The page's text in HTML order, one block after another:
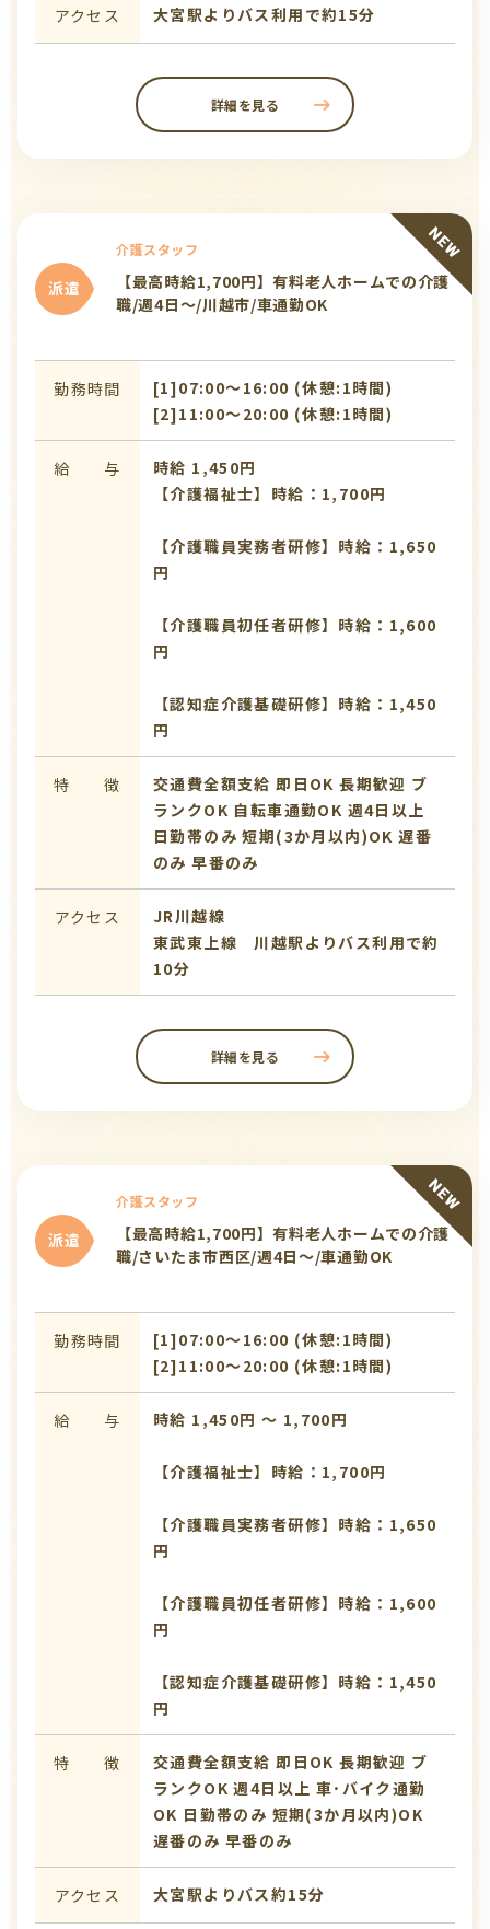
アクセス 大宮駅よりバス利用で約15分
詳細を見る
派遣
介護スタッフ
【最高時給1,700円】有料老人ホームでの介護
職/週4日～/川越市/車通勤OK
勤務時間
[1]07:00〜16:00 (休憩:1時間)
[2]11:00〜20:00 (休憩:1時間)
給 与
時給 1,450円
【介護福祉士】時給：1,700円
【介護職員実務者研修】時給：1,650
円
【介護職員初任者研修】時給：1,600
円
【認知症介護基礎研修】時給：1,450
円
特 徴 交通費全額支給 即日OK 長期歓迎 ブ
ランクOK 自転車通勤OK 週4日以上
日勤帯のみ 短期(3か月以内)OK 遅番
のみ 早番のみ
アクセス
JR川越線
東武東上線 川越駅よりバス利用で約
10分
詳細を見る
派遣
介護スタッフ
【最高時給1,700円】有料老人ホームでの介護
職/さいたま市西区/週4日～/車通勤OK
勤務時間
[1]07:00〜16:00 (休憩:1時間)
[2]11:00〜20:00 (休憩:1時間)
給 与 時給 1,450円 〜 1,700円
【介護福祉士】時給：1,700円
【介護職員実務者研修】時給：1,650
円
【介護職員初任者研修】時給：1,600
円
【認知症介護基礎研修】時給：1,450
円
特 徴 交通費全額支給 即日OK 長期歓迎 ブ
ランクOK 週4日以上 車･バイク通勤
OK 日勤帯のみ 短期(3か月以内)OK
遅番のみ 早番のみ
アクセス 大宮駅よりバス約15分